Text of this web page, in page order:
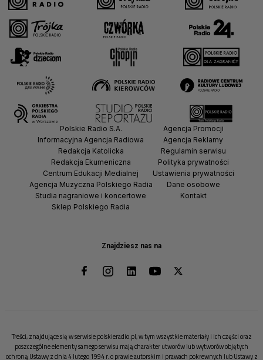
Znajdziesz nas na
Polskie Radio S.A.
Informacyjna Agencja Radiowa
Redakcja Katolicka
Redakcja Ekumeniczna
Centrum Edukacji Medialnej
Agencja Muzyczna Polskiego Radia
Studia nagraniowe i koncertowe
Sklep Polskiego Radia
Agencja Promocji
Agencja Reklamy
Regulamin serwisu
Polityka prywatności
Ustawienia prywatności
Dane osobowe
Kontakt
Treści, znajdujące się w serwisie polskieradio.pl, w tym wszystkie materiały i ich części oraz
poszczególne elementy samego serwisu mają charakter utworów lub wytworów objętych
ochroną Ustawy z dnia 4 lutego 1994 r. o prawie autorskim i prawach pokrewnych lub Ustawy z